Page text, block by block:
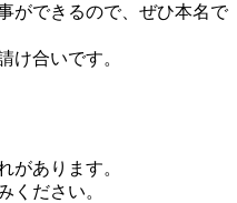
ができるので、ぜひ本名で
け合いです。
があります。
ください。